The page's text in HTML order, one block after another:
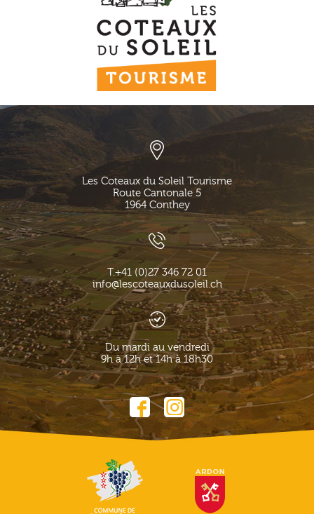
Les Coteaux du Soleil Tourisme
Route Cantonale 5
1964 Conthey
T.+41 (0)27 346 72 01
info@lescoteauxdusoleil.ch
Du mardi au vendredi
9h à 12h et 14h à 18h30